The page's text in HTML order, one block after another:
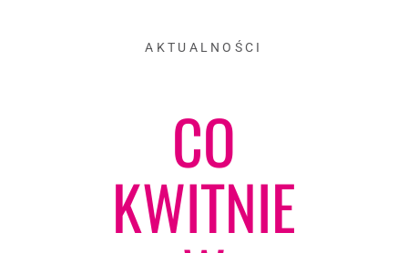
AKTUALNOŚCI
CO
KWITNIE